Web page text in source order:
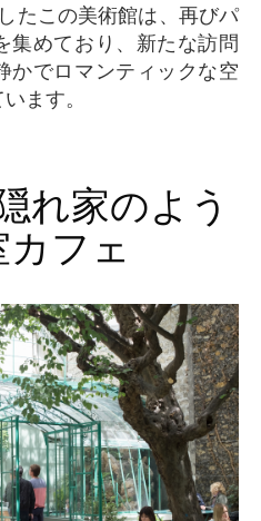
たこの美術館は、再びパ
集めており、新たな訪問
かでロマンティックな空
ます。
フェ